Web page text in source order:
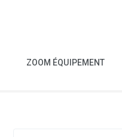
ZOOM ÉQUIPEMENT